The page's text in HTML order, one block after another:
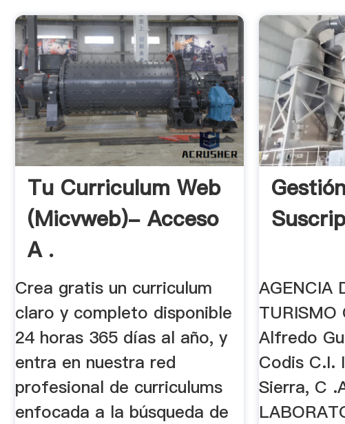
Tu Curriculum Web
(micvweb)- Acceso
A .
Crea gratis un curriculum
claro y completo disponible
24 horas 365 días al año, y
entra en nuestra red
profesional de curriculums
enfocada a la búsqueda de
AGENCIA
TURISMO
Alfredo
Codis C.I.
Sierra, C